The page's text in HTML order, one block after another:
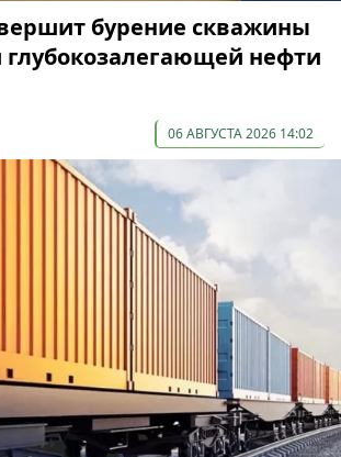
бурение скважины
нефти
06 АВГУСТА 2026 14:02